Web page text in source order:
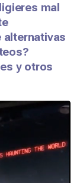
mal
alternativas
y otros